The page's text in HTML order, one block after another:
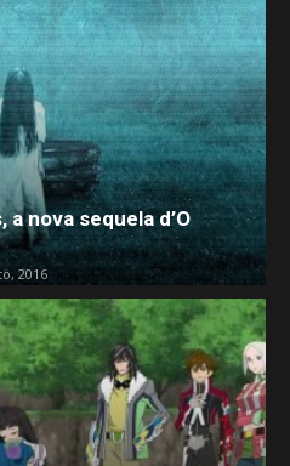
nova sequela d’O
2016